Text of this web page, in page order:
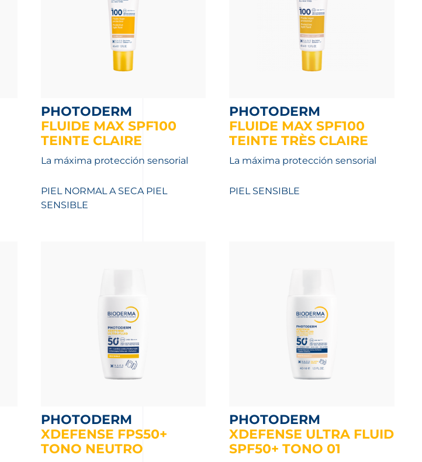
PHOTODERM
FLUIDE MAX SPF100
TEINTE CLAIRE
La máxima protección sensorial
PIEL NORMAL A SECA PIEL
SENSIBLE
PHOTODERM
FLUIDE MAX SPF100
TEINTE TRÈS CLAIRE
La máxima protección sensorial
PIEL SENSIBLE
PHOTODERM
XDEFENSE FPS50+
TONO NEUTRO
PHOTODERM
XDEFENSE ULTRA FLUID
SPF50+ TONO 01